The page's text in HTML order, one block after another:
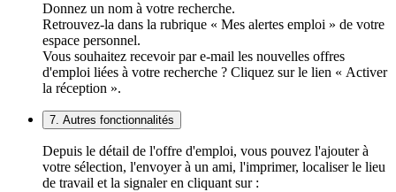
Donnez un nom à votre recherche.
Retrouvez-la dans la rubrique « Mes alertes emploi » de votre
espace personnel.
Vous souhaitez recevoir par e-mail les nouvelles offres
d'emploi liées à votre recherche ? Cliquez sur le lien « Activer
la réception ».
7. Autres fonctionnalités
Depuis le détail de l'offre d'emploi, vous pouvez l'ajouter à
votre sélection, l'envoyer à un ami, l'imprimer, localiser le lieu
de travail et la signaler en cliquant sur :